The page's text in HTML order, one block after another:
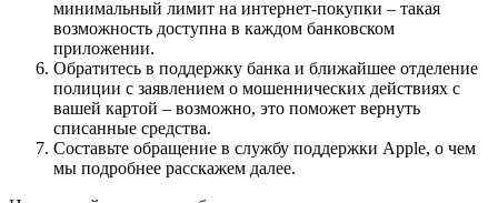
минимальный лимит на интернет-покупки – такая
возможность доступна в каждом банковском
приложении.
Обратитесь в поддержку банка и ближайшее отделение
полиции с заявлением о мошеннических действиях с
вашей картой – возможно, это поможет вернуть
списанные средства.
Составьте обращение в службу поддержки Apple, о чем
мы подробнее расскажем далее.